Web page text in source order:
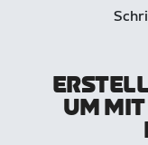
UM